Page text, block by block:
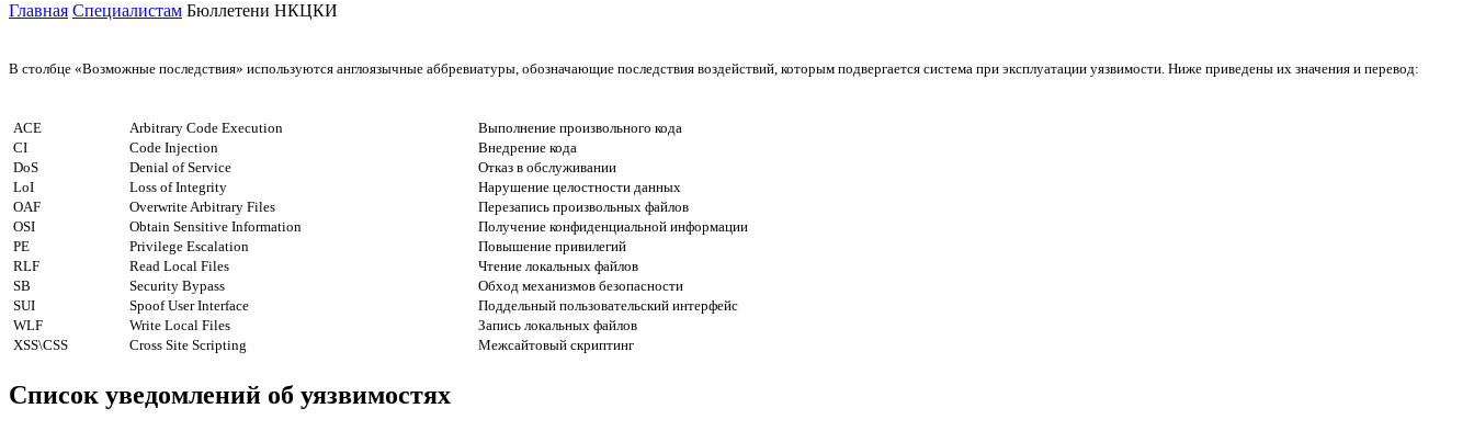
Главная Специалистам Бюллетени НКЦКИ
В столбце «Возможные последствия» используются англоязычные аббревиатуры, обозначающие последствия воздействий, которым подвергается система при эксплуатации уязвимости. Ниже приведены их значения и перевод:
ACE Arbitrary Code Execution
Выполнение произвольного кода
CI
Code Injection
Внедрение кода
DoS
Denial of Service
Отказ в обслуживании
LoI
Loss of Integrity
Нарушение целостности данных
OAF
Overwrite Arbitrary Files
Перезапись произвольных файлов
OSI
Obtain Sensitive Information
Получение конфиденциальной информации
PE
Privilege Escalation
Повышение привилегий
RLF
Read Local Files
Чтение локальных файлов
SB
Security Bypass
Обход механизмов безопасности
SUI
Spoof User Interface
Поддельный пользовательский интерфейс
WLF
Write Local Files
Запись локальных файлов
XSS\CSS
Cross Site Scripting Межсайтовый скриптинг
Список уведомлений об уязвимостях